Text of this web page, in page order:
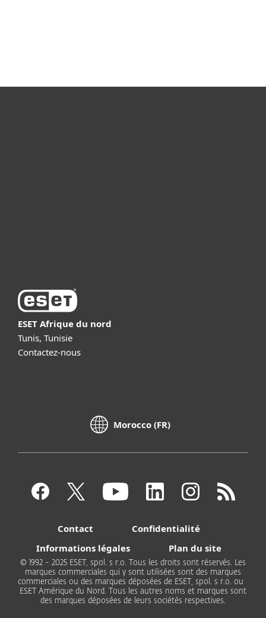
ESET Afrique du nord
Tunis, Tunisie
Contactez-nous
Morocco (FR)
Contact
Confidentialité
Informations légales
Plan du site
© 1992 - 2025 ESET, spol. s r.o. Tous les droits sont réservés. Les
marques commerciales qui y sont utilisées sont des marques
commerciales ou des marques déposées de ESET, spol. s r.o. ou
ESET Amérique du Nord. Tous les autres noms et marques sont
des marques déposées de leurs sociétés respectives.